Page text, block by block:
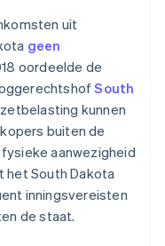
uit
geen
oordeelde de
South
kunnen
buiten de
aanwezigheid
het South Dakota
inningsvereisten
de staat.